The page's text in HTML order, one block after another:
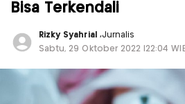
Bisa Terkendali
Rizky Syahrial ,Jurnalis
Sabtu, 29 Oktober 2022 |22:04